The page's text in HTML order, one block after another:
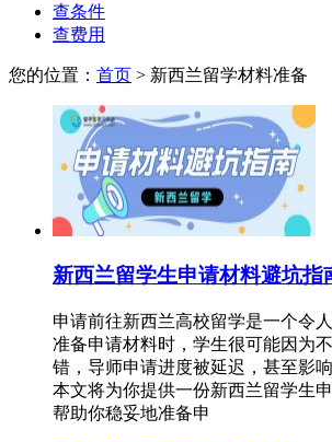
查条件
查费用
您的位置： 首页 > 新西兰留学材料准备
新西兰留学生申请材料避坑指
申请前往新西兰高校留学是一个令
准备申请材料时，学生很可能因为
错，导师申请进度被延迟，甚至影
本文将为你提供一份新西兰留学生
帮助你稳妥地准备申